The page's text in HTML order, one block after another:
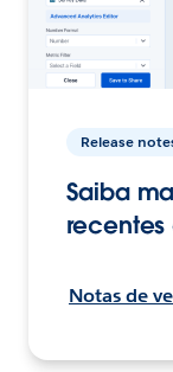
Release
Saiba
recentes
Notas de